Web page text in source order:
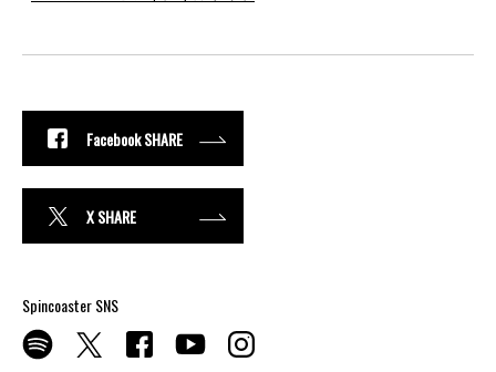
Facebook SHARE
X SHARE
Spincoaster SNS